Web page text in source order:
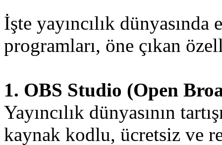
İşte yayıncılık
programları, öne çıkan
1. OBS Studio (Open
Yayıncılık dünyasının
kaynak kodlu, ücretsiz ve